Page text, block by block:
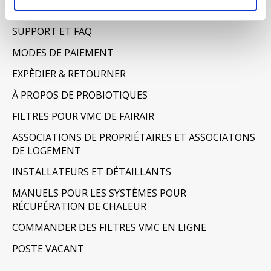
AVERTISSEMENT & CONFIDENTIALITÉ
SUPPORT ET FAQ
MODES DE PAIEMENT
EXPÈDIER & RETOURNER
À PROPOS DE PROBIOTIQUES
FILTRES POUR VMC DE FAIRAIR
ASSOCIATIONS DE PROPRIÉTAIRES ET ASSOCIATONS
DE LOGEMENT
INSTALLATEURS ET DÉTAILLANTS
MANUELS POUR LES SYSTÈMES POUR
RÉCUPÉRATION DE CHALEUR
COMMANDER DES FILTRES VMC EN LIGNE
POSTE VACANT